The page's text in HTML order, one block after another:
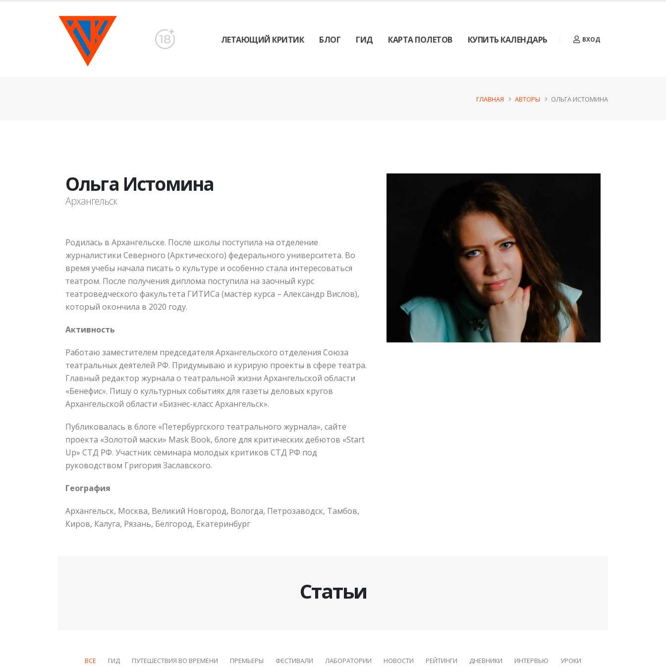
ЛЕТАЮЩИЙ КРИТИК БЛОГ ГИД КАРТА ПОЛЕТОВ КУПИТЬ КАЛЕНДАРЬ ВХОД
ГЛАВНАЯ АВТОРЫ ОЛЬГА ИСТОМИНА
Ольга Истомина
Архангельск
Родилась в Архангельске. После школы поступила на отделение
журналистики Северного (Арктического) федерального университета. Во
время учебы начала писать о культуре и особенно стала интересоваться
театром. После получения диплома поступила на заочный курс
театроведческого факультета ГИТИСа (мастер курса – Александр Вислов),
который окончила в 2020 году.
Активность
Работаю заместителем председателя Архангельского отделения Союза
театральных деятелей РФ. Придумываю и курирую проекты в сфере театра.
Главный редактор журнала о театральной жизни Архангельской области
«Бенефис». Пишу о культурных событиях для газеты деловых кругов
Архангельской области «Бизнес-класс Архангельск».
Публиковалась в блоге «Петербургского театрального журнала», сайте
проекта «Золотой маски» Mask Book, блоге для критических дебютов «Start
Up» СТД РФ. Участник семинара молодых критиков СТД РФ под
руководством Григория Заславского.
География
Архангельск, Москва, Великий Новгород, Вологда, Петрозаводск, Тамбов,
Киров, Калуга, Рязань, Белгород, Екатеринбург
Статьи
ВСЕ ГИД ПУТЕШЕСТВИЯ ВО ВРЕМЕНИ ПРЕМЬЕРЫ ФЕСТИВАЛИ ЛАБОРАТОРИИ НОВОСТИ РЕЙТИНГИ ДНЕВНИКИ ИНТЕРВЬЮ УРОКИ